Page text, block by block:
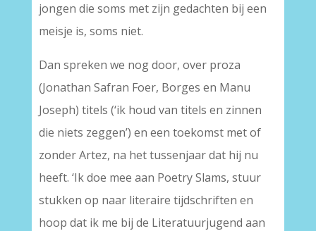
jongen die soms met zijn gedachten bij een
meisje is, soms niet.
Dan spreken we nog door, over proza
(Jonathan Safran Foer, Borges en Manu
Joseph) titels (‘ik houd van titels en zinnen
die niets zeggen’) en een toekomst met of
zonder Artez, na het tussenjaar dat hij nu
heeft. ‘Ik doe mee aan Poetry Slams, stuur
stukken op naar literaire tijdschriften en
hoop dat ik me bij de Literatuurjugend aan